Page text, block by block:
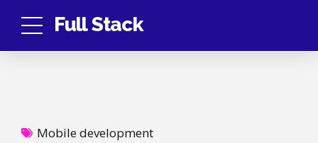
Full Stack
Mobile development